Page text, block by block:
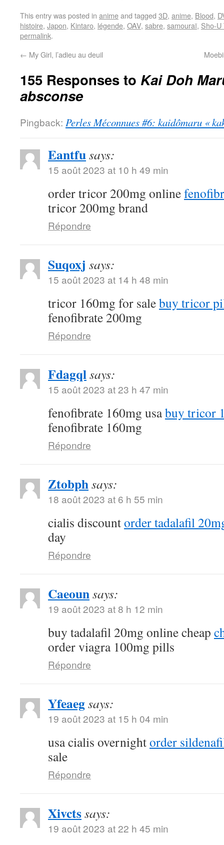
This entry was posted in animeand tagged 3D, anime, Blood,
histoire, Japon, Kintaro, légende, OAV, sabre, samouraï, Sho-U
permalink.
← My Girl, l’adieu au deuil
155 Responses to Kai Doh
absconse
Pingback: Perles Méconnues #6: kaidômaru «
Eantfusays:
15 août 2023 at 10 h 49 min
order tricor 200mg online
tricor 200mg brand
Répondre
Suqoxj says:
15 août 2023 at 14 h 48 min
tricor 160mg for salebuy tricor
fenofibrate 200mg
Répondre
Fdagqlsays:
15 août 2023 at 23 h 47 min
fenofibrate 160mg usabuy tricor
fenofibrate 160mg
Répondre
Ztobphsays:
18 août 2023 at 6 h 55 min
cialis discountorder tadalafil
day
Répondre
Caeounsays:
19 août 2023 at 8 h 12 min
buy tadalafil 20mg online cheap
order viagra 100mg pills
Répondre
Yfeaegsays:
19 août 2023 at 15 h 04 min
usa cialis overnightorder
sale
Répondre
Xivctssays:
19 août 2023 at 22 h 45 min